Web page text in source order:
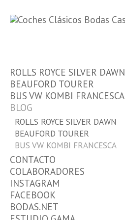
ROLLS ROYCE SILVER DAWN
INFORMACIÓN Y TARIFAS
MASIA FUENTE LA REINA
MASIA LES CASOTES
LA OPERA
MAS DE LUCIA
TORRE GALLÉN
ALQUERIA DE MASCARÓS
TORRE LA MINA
MAS DELS DOBLONS
HUERTA DE PEÑALEN
MAS DEL PI
BEAUFORD TOURER
INFORMACIÓN Y TARIFAS
EL INVERNADERO
LOS PINOS EVENTS
MASIA FUENTE LA REINA
MASÍA BELLVER
HUERTA DE PEÑALEN
EL GRAU
TORRE GALLÉN
MASIA LES CASOTES
TORRE LA MINA
ALQUERIA DE MASCARÓS
BUS VW KOMBI FRANCESCA
INFORMACIÓN Y TARIFAS
MAS DELS DOBLONS
BLOG
ROLLS ROYCE SILVER DAWN
BEAUFORD TOURER
BUS VW KOMBI FRANCESCA
CONTACTO
COLABORADORES
INSTAGRAM
FACEBOOK
BODAS.NET